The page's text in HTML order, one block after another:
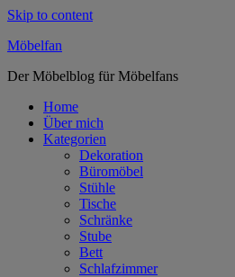
Skip to content
Möbelfan
Der Möbelblog für Möbelfans
Home
Über mich
Kategorien
Dekoration
Büromöbel
Stühle
Tische
Schränke
Stube
Bett
Schlafzimmer